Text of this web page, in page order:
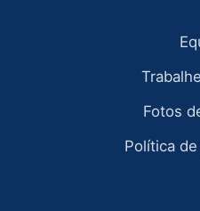
Fotos
Política